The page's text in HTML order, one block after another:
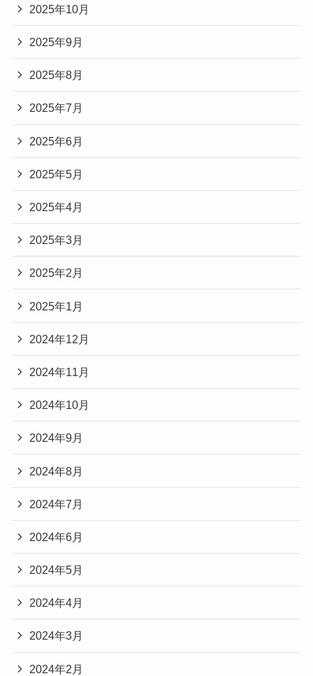
2025年10月
2025年9月
2025年8月
2025年7月
2025年6月
2025年5月
2025年4月
2025年3月
2025年2月
2025年1月
2024年12月
2024年11月
2024年10月
2024年9月
2024年8月
2024年7月
2024年6月
2024年5月
2024年4月
2024年3月
2024年2月